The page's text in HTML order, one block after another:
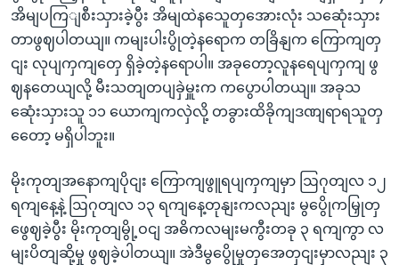
အိမျပကြျစီးသှားခဲ့ပွီး အိမျထဲနသေူတှအေားလုံး သဆေုံးသှား
တာဖွဈပါတယျ။ ကမျးပါးပွိုတဲ့နရောက တခြိနျက ကြောကျတှ
ငျး လုပျကှကျတှေ ရှိခဲ့တဲ့နရောပါ။ အခုတော့လူနရေပျကှကျ ဖွ
ဈနတေယျလို့ မီးသတျတပျခှဲမှူးက ကပွောပါတယျ။ အခုသ
ဆေုံးသှားသူ ၁၁ ယောကျကလှဲလို့ တခွားထိခိုကျဒဏျရာရသူတှ
တေော့ မရှိပါဘူး။
မိုးကုတျအနောကျပိုငျး ကြောကျဖွူရပျကှကျမှာ ဩဂုတျလ ၁၂
ရကျနေ့နဲ့ ဩဂုတျလ ၁၃ ရကျနေ့တုနျးကလညျး မွပွေိုကမြှုတှ
ဖွေဈခဲ့ပွီး မိုးကုတျမွို့ဝငျ အဓိကလမျးမကွီးတခု ၃ ရကျကွာ လ
မျးပိတျဆို့မှု ဖွဈခဲ့ပါတယျ။ အဲဒီမွပွေိုမှုတှအေတှငျးမှာလညျး ၃